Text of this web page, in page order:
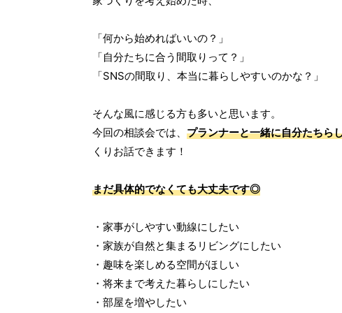
「何から始めればいいの？」
「自分たちに合う間取りって？」
「SNSの間取り、本当に暮らしやすいのかな？」
そんな風に感じる方も多いと思います。
今回の相談会では、 プランナーと一緒に自分たちら
くりお話できます！
まだ具体的でなくても大丈夫です◎
・家事がしやすい動線にしたい
・家族が自然と集まるリビングにしたい
・趣味を楽しめる空間がほしい
・将来まで考えた暮らしにしたい
・部屋を増やしたい